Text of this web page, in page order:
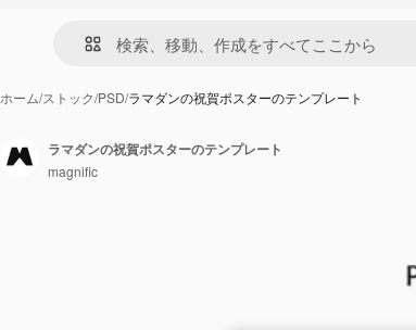
ホーム/ストック/PSD/ラマダンの祝賀ポスターのテンプレート
ラマダンの祝賀ポスターのテンプレート
magnific